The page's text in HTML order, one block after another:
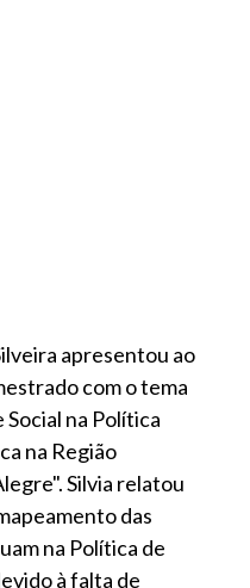
apresentou ao
com o tema
na Política
na Região
Silvia relatou
das
na Política de
à falta de